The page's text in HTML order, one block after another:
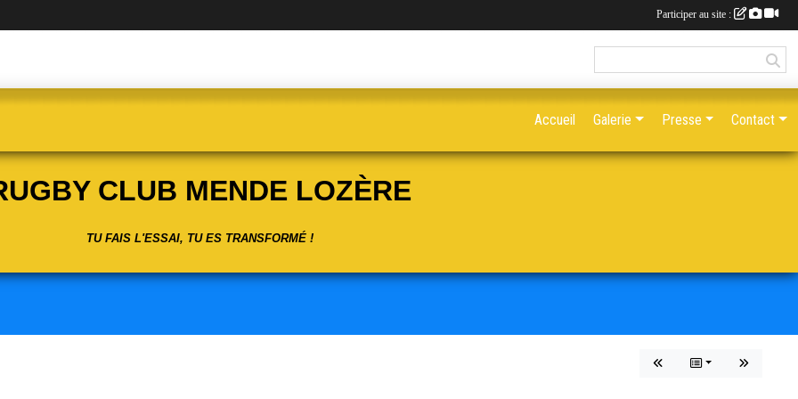
CLUB MENDE LOZÈRE
TU FAIS L'ESSAI, TU ES TRANSFORMÉ !
Accueil Galerie Presse Contact
Participer au site :